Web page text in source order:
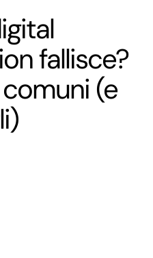
fallisce?
(e